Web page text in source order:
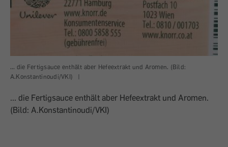
... die Fertigsauce enthält aber Hefeextrakt und Aromen. (Bild:
A.Konstantinoudi/VKI)
|
... die Fertigsauce enthält aber Hefeextrakt und Aromen.
(Bild: A.Konstantinoudi/VKI)